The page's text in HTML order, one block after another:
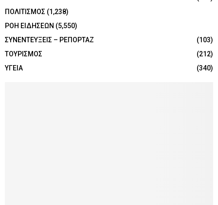
ΠΟΛΙΤΙΣΜΟΣ (1,238)
ΡΟΗ ΕΙΔΗΣΕΩΝ (5,550)
ΣΥΝΕΝΤΕΥΞΕΙΣ – ΡΕΠΟΡΤΑΖ
(103)
ΤΟΥΡΙΣΜΟΣ
(212)
ΥΓΕΙΑ
(340)